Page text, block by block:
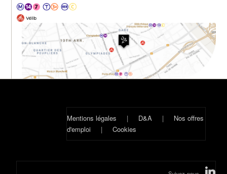
Mentions légales | D&A| Nos offres
d'emploi| Cookies